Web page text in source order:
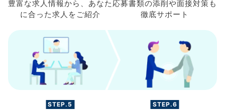
豊富な求人情報から、 あなた
に合った求人を ご紹介
応募書類の添削や面接対策も
徹底サポート
STEP.5 STEP.6